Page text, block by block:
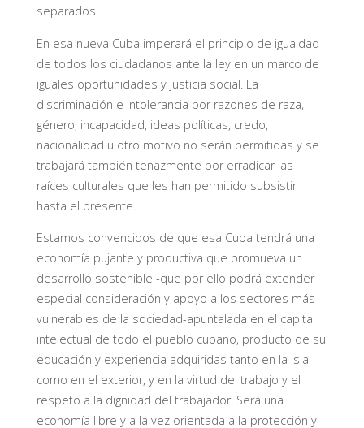
separados.
En esa nueva Cuba imperará el principio de igualdad
de todos los ciudadanos ante la ley en un marco de
iguales oportunidades y justicia social. La
discriminación e intolerancia por razones de raza,
género, incapacidad, ideas políticas, credo,
nacionalidad u otro motivo no serán permitidas y se
trabajará también tenazmente por erradicar las
raíces culturales que les han permitido subsistir
hasta el presente.
Estamos convencidos de que esa Cuba tendrá una
economía pujante y productiva que promueva un
desarrollo sostenible -que por ello podrá extender
especial consideración y apoyo a los sectores más
vulnerables de la sociedad-apuntalada en el capital
intelectual de todo el pueblo cubano, producto de su
educación y experiencia adquiridas tanto en la Isla
como en el exterior, y en la virtud del trabajo y el
respeto a la dignidad del trabajador. Será una
economía libre y a la vez orientada a la protección y